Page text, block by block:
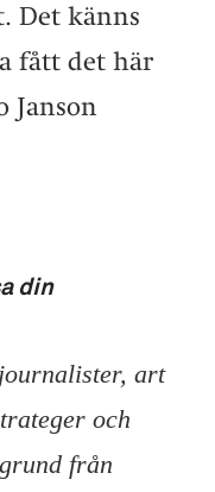
Det känns
fått det här
Janson
din
art
och
från